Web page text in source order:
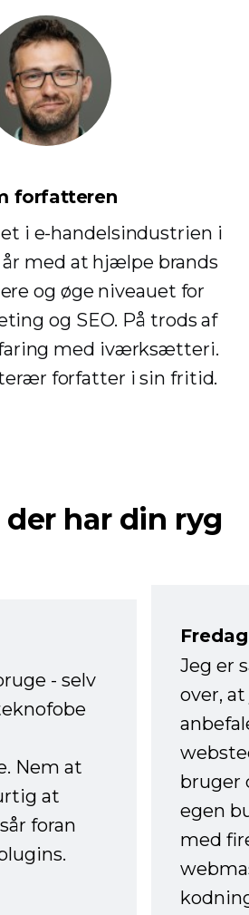
forfatteren
i e-handelsindustrien i
med at hjælpe brands
og øge niveauet for
og SEO. På trods af
med iværksætteri.
forfatter i sin fritid.
der har din ryg
- selv
Nem at
at
foran
Jeg er
over,
bruger
egen
med